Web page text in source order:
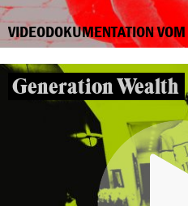
VIDEODOKUMENTATION
Generation Wealth